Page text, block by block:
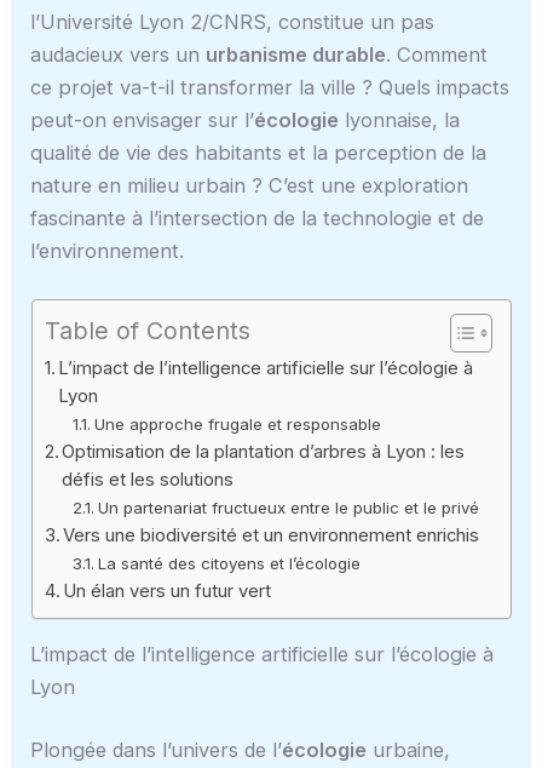
l’Université Lyon 2/CNRS, constitue un pas
audacieux vers un urbanisme durable. Comment
ce projet va-t-il transformer la ville ? Quels impacts
peut-on envisager sur l’écologie lyonnaise, la
qualité de vie des habitants et la perception de la
nature en milieu urbain ? C’est une exploration
fascinante à l’intersection de la technologie et de
l’environnement.
Table of Contents
L’impact de l’intelligence artificielle sur l’écologie à
Lyon
Une approche frugale et responsable
Optimisation de la plantation d’arbres à Lyon : les
défis et les solutions
Un partenariat fructueux entre le public et le privé
Vers une biodiversité et un environnement enrichis
La santé des citoyens et l’écologie
Un élan vers un futur vert
L’impact de l’intelligence artificielle sur l’écologie à
Lyon
Plongée dans l’univers de l’écologie urbaine,